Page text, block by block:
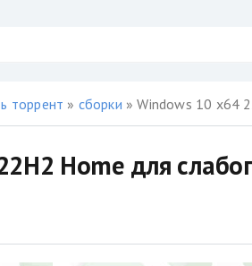
торрент » сборки » Windows 10 x64
Home для